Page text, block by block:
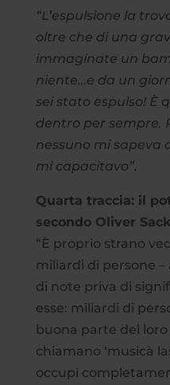
“L’espulsione la
oltre che di una
immaginate un
niente…e da un
sei stato espulso! È
dentro per sempre.
nessuno mi sapeva
mi capacitavo”.
Quarta traccia: il
secondo Oliver
“È proprio strano
miliardi di persone
di note priva di
esse: miliardi di
buona parte del
chiamano ‘musicà
occupi